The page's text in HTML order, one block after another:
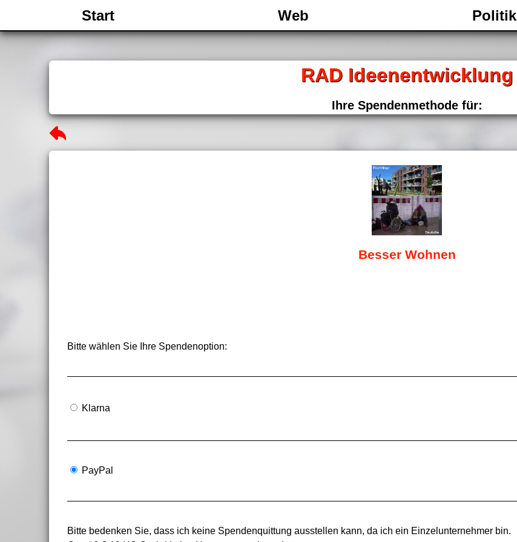
Start Web Politik
RAD Ideenentwicklung
Ihre Spendenmethode für:
Besser Wohnen
Bitte wählen Sie Ihre Spendenoption:
Klarna
PayPal
Bitte bedenken Sie, dass ich keine Spendenquittung ausstellen kann, da ich ein Einzelunternehmer bin.